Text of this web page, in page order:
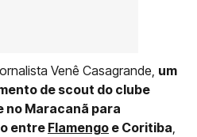
Venê Casagrande, um
de scout do clube
Maracanã para
entre Flamengo e Coritiba